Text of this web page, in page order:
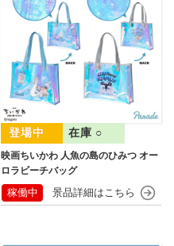
映画ちいかわ 人魚の島のひみつ オー
ロラビーチバッグ
在庫 ○
稼働中